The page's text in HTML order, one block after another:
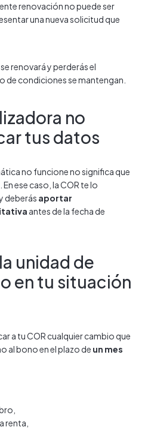
renovación no puede ser
una nueva solicitud que
renovará y perderás el
de condiciones se mantengan.
no
tus datos
no funcione no significa que
ese caso, la COR te lo
deberás aportar
antes de la fecha de
unidad de
en tu situación
a tu COR cualquier cambio que
al bono en el plazo de un mes
renta,